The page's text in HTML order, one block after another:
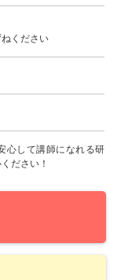
ください
心して講師になれる研
ださい！